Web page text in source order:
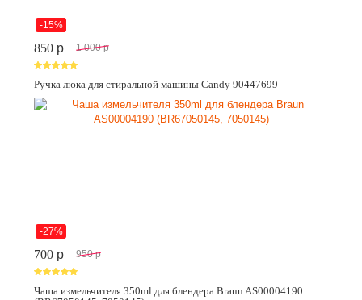
-15%
850 p 1 000 p
Ручка люка для стиральной машины Candy 90447699
-27%
700 p 950 p
Чаша измельчителя 350ml для блендера Braun AS00004190